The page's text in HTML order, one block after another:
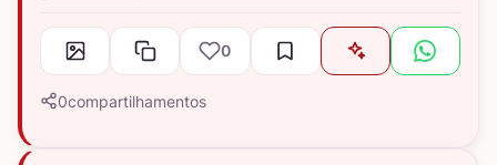
0
0compartilhamentos